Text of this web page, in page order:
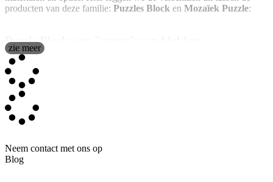
producten van deze familie: Puzzles Block en Mozaïek Puzzle:
Puzzle Block: een "muur" van blokken,
gepersonaliseerd met jouw foto
We willen allemaal dat ons huis goed is ingericht, waarbij elk
decoratief object tot in de puntjes verzorgd is. Er zijn zeer
verschillende smaken, mensen die houden van een meer
Scandinavische stijl, met houten voorwerpen en lichte kleuren,
anderen met een meer elegante of verfijnde smaak en er zijn ook
mensen die de decoratie graag een vrolijk, leuk, meer casual tintje
Als jij tot de laatste categorie behoort, wordt dit vanaf nu je favoriete
zie meer
Neem contact met ons op
Blog